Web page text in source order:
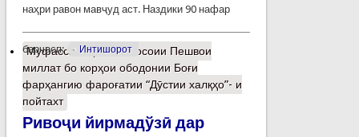
наҳри равон мавҷуд аст. Наздики 90 нафар
барчасп: Интишорот
Муфассалтаро Шиносоии Пешвои
миллат бо корҳои ободонии Боғи
фарҳангию фароғатии “Дӯстии халқҳо”- и
пойтахт
Ривоҷи йирмадўзӣ дар